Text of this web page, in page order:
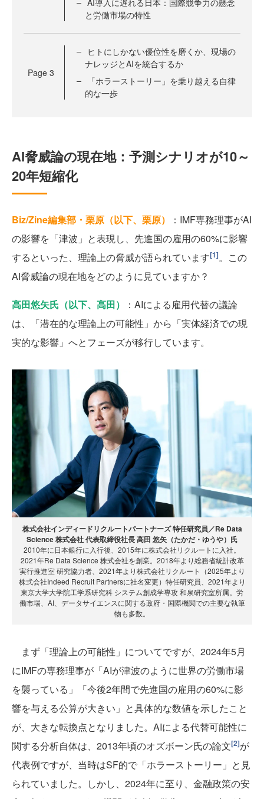
AI導入に遅れる日本：国際競争力の懸念
と労働市場の特性
Page 3
ヒトにしかない優位性を磨くか、現場の
ナレッジとAIを統合するか
「ホラーストーリー」を乗り越える自律
的な一歩
AI脅威論の現在地：予測シナリオが10～
20年短縮化
Biz/Zine編集部・栗原（以下、栗原）
：IMF専務理事がAI
の影響を「津波」と表現し、先進国の雇用の60%に影響
するといった、理論上の脅威が語られています[1]。この
AI脅威論の現在地をどのように見ていますか？
高田悠矢氏（以下、高田）
：AIによる雇用代替の議論
は、「潜在的な理論上の可能性」から「実体経済での現
実的な影響」へとフェーズが移行しています。
株式会社インディードリクルートパートナーズ 特任研究員／Re Data
Science 株式会社 代表取締役社長 高田 悠矢（たかだ・ゆうや）氏
2010年に日本銀行に入行後、2015年に株式会社リクルートに入社。
2021年Re Data Science 株式会社を創業。2018年より総務省統計改革
実行推進室 研究協力者、2021年より株式会社リクルート（2025年より
株式会社Indeed Recruit Partnersに社名変更）特任研究員、2021年より
東京大学大学院工学系研究科 システム創成学専攻 和泉研究室所属。労
働市場、AI、データサイエンスに関する政府・国際機関での主要な執筆
物も多数。
まず「理論上の可能性」についてですが、2024年5月
にIMFの専務理事が「AIが津波のように世界の労働市場
を襲っている」「今後2年間で先進国の雇用の60%に影
響を与える公算が大きい」と具体的な数値を示したこと
が、大きな転換点となりました。AIによる代替可能性に
関する分析自体は、2013年頃のオズボーン氏の論文[2]が
代表例ですが、当時はSF的で「ホラーストーリー」と見
られていました。しかし、2024年に至り、金融政策の安